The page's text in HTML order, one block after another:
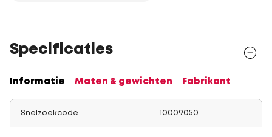
Specificaties
Informatie Maten & gewichten Fabrikant
Snelzoekcode 10009050